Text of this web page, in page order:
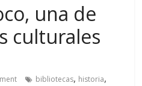
una de
culturales
bibliotecas, historia,